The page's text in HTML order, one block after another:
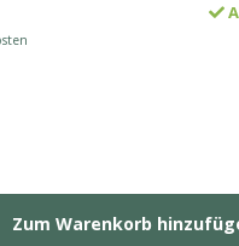
Zum Warenkorb